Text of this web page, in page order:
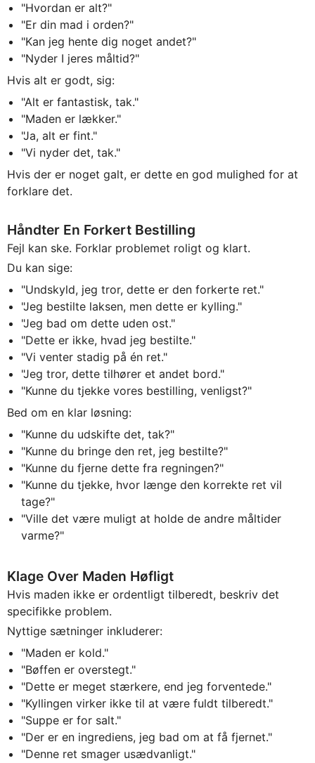
"Hvordan er alt?"
"Er din mad i orden?"
"Kan jeg hente dig noget andet?"
"Nydеr I jeres måltid?"
Hvis alt er godt, sig:
"Alt er fantastisk, tak."
"Maden er lækker."
"Ja, alt er fint."
"Vi nyder det, tak."
Hvis der er noget galt, er dette en god mulighed for at
forklare det.
Håndter En Forkert Bestilling
Fejl kan ske. Forklar problemet roligt og klart.
Du kan sige:
"Undskyld, jeg tror, dette er den forkerte ret."
"Jeg bestilte laksen, men dette er kylling."
"Jeg bad om dette uden ost."
"Dette er ikke, hvad jeg bestilte."
"Vi venter stadig på én ret."
"Jeg tror, dette tilhører et andet bord."
"Kunne du tjekke vores bestilling, venligst?"
Bed om en klar løsning:
"Kunne du udskifte det, tak?"
"Kunne du bringe den ret, jeg bestilte?"
"Kunne du fjerne dette fra regningen?"
"Kunne du tjekke, hvor længe den korrekte ret vil
tage?"
"Ville det være muligt at holde de andre måltider
varme?"
Klage Over Maden Høfligt
Hvis maden ikke er ordentligt tilberedt, beskriv det
specifikke problem.
Nyttige sætninger inkluderer:
"Maden er kold."
"Bøffen er overstegt."
"Dette er meget stærkere, end jeg forventede."
"Kyllingen virker ikke til at være fuldt tilberedt."
"Suppe er for salt."
"Der er en ingrediens, jeg bad om at få fjernet."
"Denne ret smager usædvanligt."